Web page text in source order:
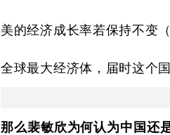
美的经济成长率若保持不变
全球最大经济体，届时这个
那么裴敏欣为何认为中国还